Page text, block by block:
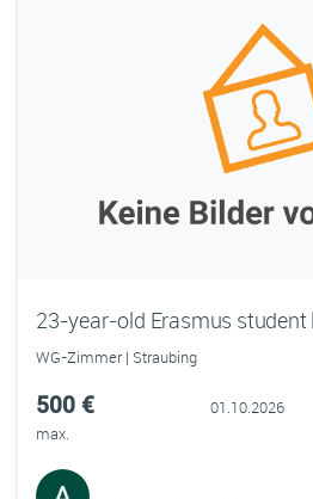
WG-Zimmer | Straubing
500 €
max.
01.10.2026